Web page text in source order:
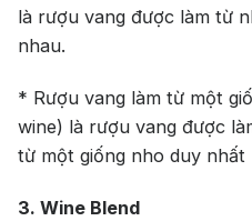
là rượu vang được làm từ
nhau.
* Rượu vang làm từ một
wine) là rượu vang được
từ một giống nho duy nhất
3. Wine Blend